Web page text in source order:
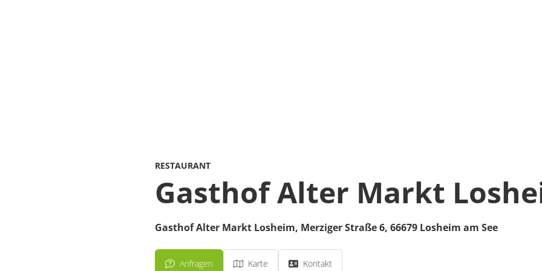
RESTAURANT
Gasthof Alter Markt
Gasthof Alter Markt Losheim, Merziger Straße 6, 66679 Losheim am See
Anfragen Karte Kontakt